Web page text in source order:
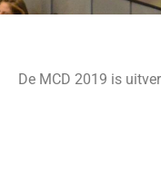
De MCD 2019 is